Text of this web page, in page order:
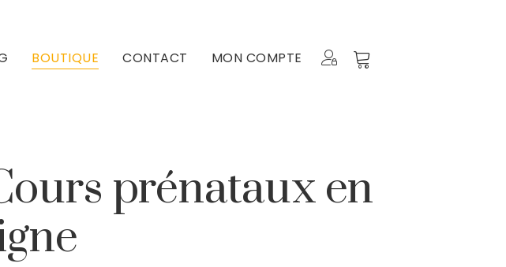
BOUTIQUE CONTACT MON COMPTE
prénataux en